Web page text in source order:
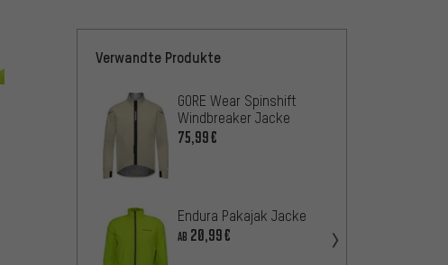
Verwandte Produkte
GORE Wear Spinshift
Windbreaker Jacke
75,99€
Endura Pakajak Jacke
AB 20,99€